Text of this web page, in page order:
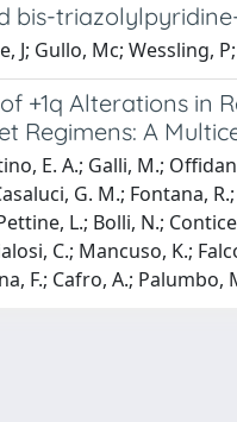
bis-
J; Gullo, Mc; Wessling,
+1q Alterations
Regimens: A
E. A.; Galli, M.;
G. M.; Fontana,
L.; Bolli, N.;
C.; Mancuso, K.;
F.; Cafro, A.;